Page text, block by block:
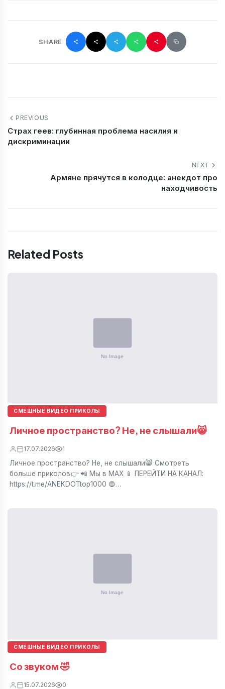
SHARE
PREVIOUS
Страх геев: глубинная проблема насилия и
дискриминации
NEXT
Армяне прячутся в колодце: анекдот про
находчивость
Related Posts
СМЕШНЫЕ ВИДЕО ПРИКОЛЫ
Личное пространство? Не, не слышали😸
17.07.2026 1
Личное пространство? Не, не слышали😸 Смотреть
больше приколов👉 📲 Мы в МАХ 📱 ПЕРЕЙТИ НА КАНАЛ:
https://t.me/ANEKDOTtop1000 🔵…
СМЕШНЫЕ ВИДЕО ПРИКОЛЫ
Со звуком 🤣
15.07.2026 0